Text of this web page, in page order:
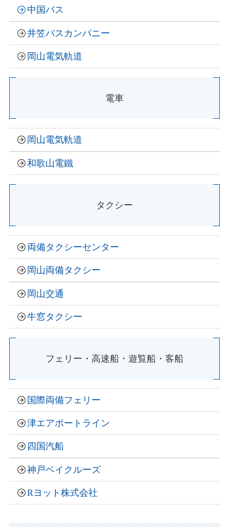
中国バス
井笠バスカンパニー
岡山電気軌道
電車
岡山電気軌道
和歌山電鐵
タクシー
両備タクシーセンター
岡山両備タクシー
岡山交通
牛窓タクシー
フェリー・高速船・遊覧船・客船
国際両備フェリー
津エアポートライン
四国汽船
神戸ベイクルーズ
Rヨット株式会社